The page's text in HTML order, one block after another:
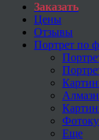
Заказать
Цены
Отзывы
Портрет по
Еще